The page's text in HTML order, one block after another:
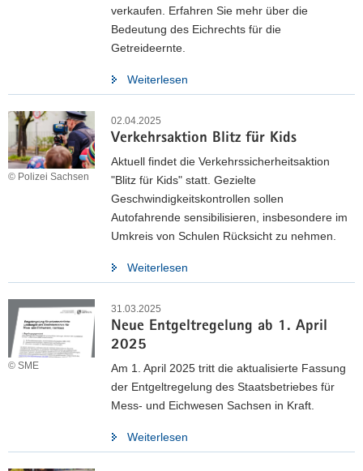
Sächsische Eichbehörde investiert
1,125 Millionen Euro
Für mehr Verbraucherschutz an der Tankstelle
Neukirch als Vorsitzende des Verwaltungsrates des SME das
Eichamt Dresden, um sich über personelle und technische
Neuerungen zu informieren. Dabei besichtigte die
Staatssekretärin auch unsere neuen Prüffahrzeuge für
Straßenzapfsäulen an der Tankstelle und E-Ladesäulen.
Weitere Informationen
verkaufen. Erfahren Sie mehr über die
Bedeutung des Eichrechts für die
Getreideernte.
Weiterlesen
02.04.2025
Verkehrsaktion Blitz für Kids
© Polizei Sachsen
Aktuell findet die Verkehrssicherheitsaktion
"Blitz für Kids" statt. Gezielte
Geschwindigkeitskontrollen sollen
Autofahrende sensibilisieren, insbesondere im
Umkreis von Schulen Rücksicht zu nehmen.
Weiterlesen
31.03.2025
Neue Entgeltregelung ab 1. April
2025
© SME
Am 1. April 2025 tritt die aktualisierte Fassung
der Entgeltregelung des Staatsbetriebes für
Mess- und Eichwesen Sachsen in Kraft.
Weiterlesen